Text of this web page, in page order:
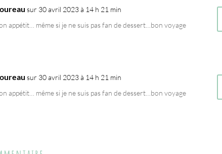
r
sur 30 avril 2023 à 14 h 21 min
appétit… même si je ne suis pas fan de dessert…bon voyage
sur 30 avril 2023 à 14 h 21 min
appétit… même si je ne suis pas fan de dessert…bon voyage